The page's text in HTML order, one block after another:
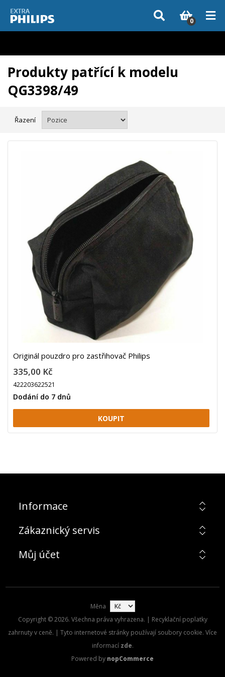
Vzhledem k aktuální situaci se může dodání dílů, které nejsou skladem,
zpozdit. Děkujeme za pochopení.
0
Produkty patřící k modelu
QG3398/49
Řazení
Originál pouzdro pro zastřihovač Philips
335,00 Kč
422203622521
Dodání do 7 dnů
Informace
Zákaznický servis
Můj účet
Měna
Copyright © 2026. Všechna práva vyhrazena. | Recyklační poplatky
zahrnuty v ceně. | Tyto internetové stránky používají soubory cookie. Více
informací zde.
Powered by nopCommerce